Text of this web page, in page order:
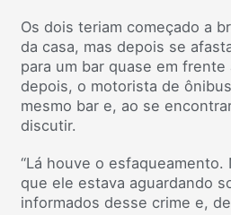
Os dois teriam começado a
da casa, mas depois se
para um bar quase em
depois, o motorista de
mesmo bar e, ao se
discutir.
“Lá houve o esfaqueamento.
que ele estava aguardando
informados desse crime e,